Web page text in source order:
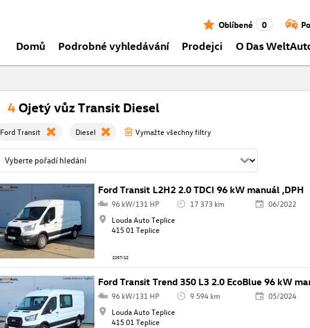
Oblíbené 0
Domů Podrobné vyhledávání Prodejci O Das
4 Ojetý vůz Transit Diesel
Ford Transit Diesel Vymažte všechny filtry
Ford Transit L2H2 2.0 TDCI 96 kW manuál ,DPH
96 kW/131 HP 17 373 km
06/2022
Louda Auto Teplice
415 01 Teplice
2257/12
Ford Transit Trend 350 L3 2.0 EcoBlue 96 kW
96 kW/131 HP 9 594 km
05/2024
Louda Auto Teplice
415 01 Teplice